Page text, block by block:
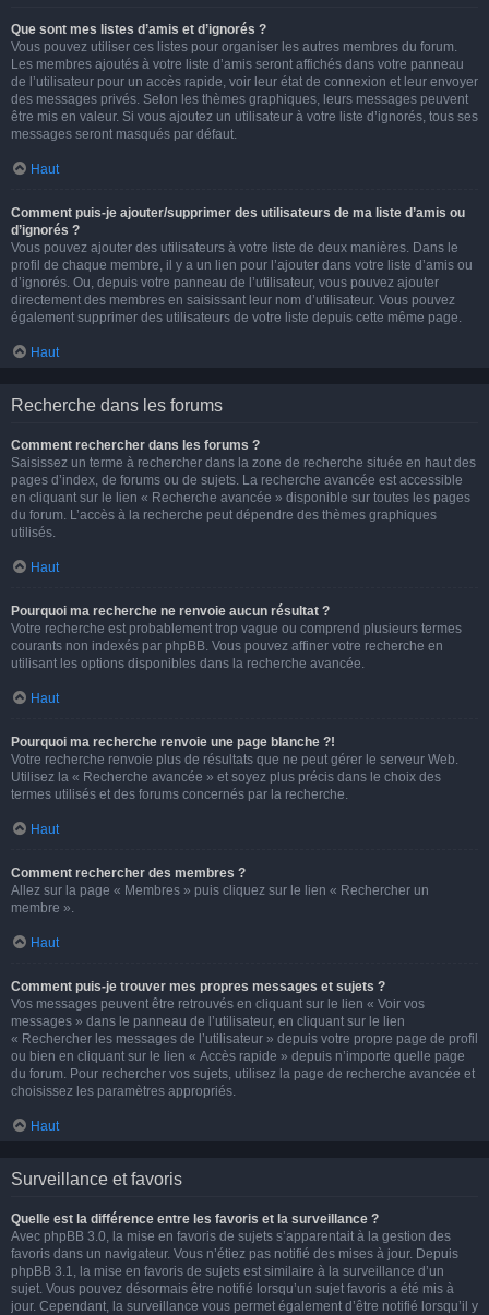
Que sont mes listes d’amis et d’ignorés ?
Vous pouvez utiliser ces listes pour organiser les autres membres du forum.
Les membres ajoutés à votre liste d’amis seront affichés dans votre panneau
de l’utilisateur pour un accès rapide, voir leur état de connexion et leur envoyer
des messages privés. Selon les thèmes graphiques, leurs messages peuvent
être mis en valeur. Si vous ajoutez un utilisateur à votre liste d’ignorés, tous ses
messages seront masqués par défaut.
Haut
Comment puis-je ajouter/supprimer des utilisateurs de ma liste d’amis ou
d’ignorés ?
Vous pouvez ajouter des utilisateurs à votre liste de deux manières. Dans le
profil de chaque membre, il y a un lien pour l’ajouter dans votre liste d’amis ou
d’ignorés. Ou, depuis votre panneau de l’utilisateur, vous pouvez ajouter
directement des membres en saisissant leur nom d’utilisateur. Vous pouvez
également supprimer des utilisateurs de votre liste depuis cette même page.
Haut
Recherche dans les forums
Comment rechercher dans les forums ?
Saisissez un terme à rechercher dans la zone de recherche située en haut des
pages d’index, de forums ou de sujets. La recherche avancée est accessible
en cliquant sur le lien « Recherche avancée » disponible sur toutes les pages
du forum. L’accès à la recherche peut dépendre des thèmes graphiques
utilisés.
Haut
Pourquoi ma recherche ne renvoie aucun résultat ?
Votre recherche est probablement trop vague ou comprend plusieurs termes
courants non indexés par phpBB. Vous pouvez affiner votre recherche en
utilisant les options disponibles dans la recherche avancée.
Haut
Pourquoi ma recherche renvoie une page blanche ?!
Votre recherche renvoie plus de résultats que ne peut gérer le serveur Web.
Utilisez la « Recherche avancée » et soyez plus précis dans le choix des
termes utilisés et des forums concernés par la recherche.
Haut
Comment rechercher des membres ?
Allez sur la page « Membres » puis cliquez sur le lien « Rechercher un
membre ».
Haut
Comment puis-je trouver mes propres messages et sujets ?
Vos messages peuvent être retrouvés en cliquant sur le lien « Voir vos
messages » dans le panneau de l’utilisateur, en cliquant sur le lien
« Rechercher les messages de l’utilisateur » depuis votre propre page de profil
ou bien en cliquant sur le lien « Accès rapide » depuis n’importe quelle page
du forum. Pour rechercher vos sujets, utilisez la page de recherche avancée et
choisissez les paramètres appropriés.
Haut
Surveillance et favoris
Quelle est la différence entre les favoris et la surveillance ?
Avec phpBB 3.0, la mise en favoris de sujets s’apparentait à la gestion des
favoris dans un navigateur. Vous n’étiez pas notifié des mises à jour. Depuis
phpBB 3.1, la mise en favoris de sujets est similaire à la surveillance d’un
sujet. Vous pouvez désormais être notifié lorsqu’un sujet favoris a été mis à
jour. Cependant, la surveillance vous permet également d’être notifié lorsqu’il y